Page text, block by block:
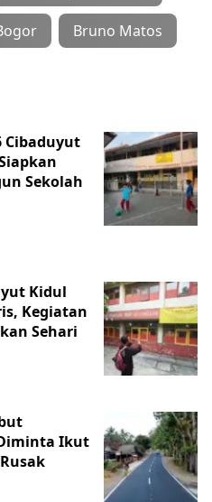
Bruno Matos
Cibaduyut
Sekolah
Kidul
Kegiatan
Sehari
Ikut